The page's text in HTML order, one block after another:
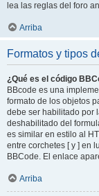
lea las reglas del foro
Arriba
Formatos y tipos
¿Qué es el código
BBcode es una
formato de los objetos
debe ser habilitado por
deshabilitado del
es similar en estilo al
entre corchetes [ y ] en
BBCode. El enlace
Arriba